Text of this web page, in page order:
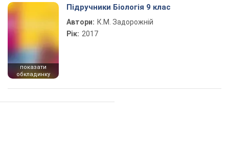
показати
обкладинку
Підручники Біологія 9 клас
Автори: К.М. Задорожній
Рік: 2017